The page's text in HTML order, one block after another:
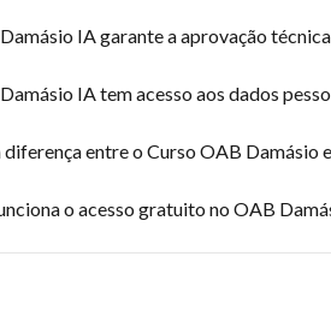
IA garante a aprovação
IA tem acesso aos dados
diferença entre o Curso OAB Damásio
o acesso gratuito no OAB